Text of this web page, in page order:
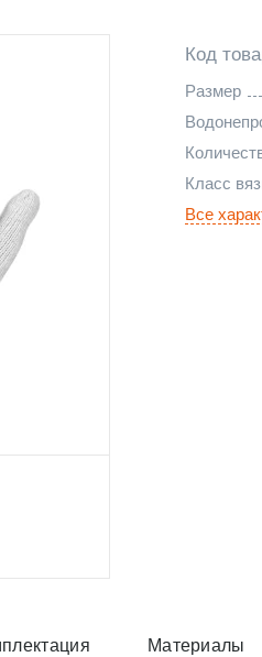
Код
Размер
Класс
Все
Материалы